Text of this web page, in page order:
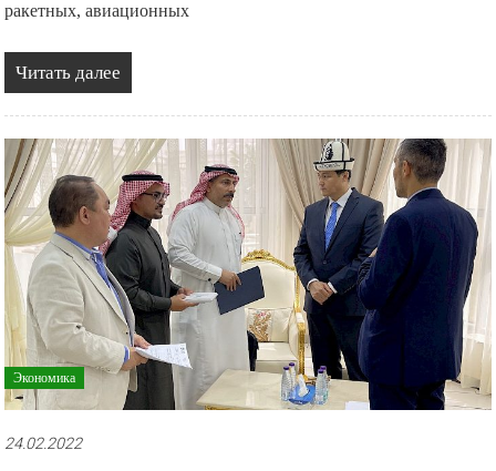
ракетных, авиационных
Читать далее
Экономика
24.02.2022